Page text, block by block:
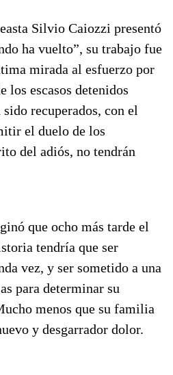
Silvio Caiozzi presentó
ha vuelto”, su trabajo fue
mirada al esfuerzo por
los escasos detenidos
recuperados, con el
el duelo de los
del adiós, no tendrán
que ocho más tarde el
tendría que ser
vez, y ser sometido a una
para determinar su
menos que su familia
y desgarrador dolor.